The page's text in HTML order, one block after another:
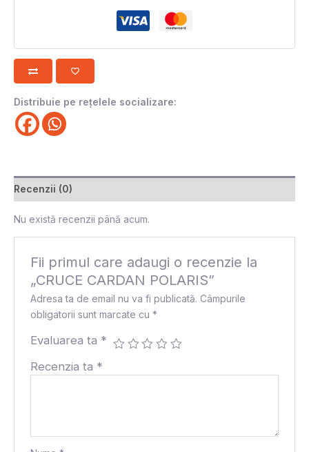
Distribuie pe rețelele socializare:
Recenzii (0)
Nu există recenzii până acum.
Fii primul care adaugi o recenzie la
„CRUCE CARDAN POLARIS”
Adresa ta de email nu va fi publicată. Câmpurile
obligatorii sunt marcate cu*
Evaluarea ta *
Recenzia ta *